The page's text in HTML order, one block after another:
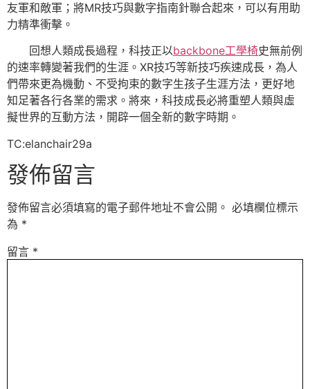
友軍和敵軍；將MR技巧與數字指南針聯合起來，可以有用助
力精準衝擊。
回想人類成長過程，科技正以backbone工學椅史無前例
的速率轉變著我們的生涯。XR技巧等新技巧疾速成長，為人
們帶來更為機動、不受拘束的數字生孩子生涯方法，更好地
知足著各行各業的需求。將來，科技成長必將重塑人類與虛
擬世界的互動方法，開辟一個全新的數字時期。
TC:elanchair29a
發佈留言
發佈留言必須填寫的電子郵件地址不會公開。 必填欄位標示
為 *
留言 *